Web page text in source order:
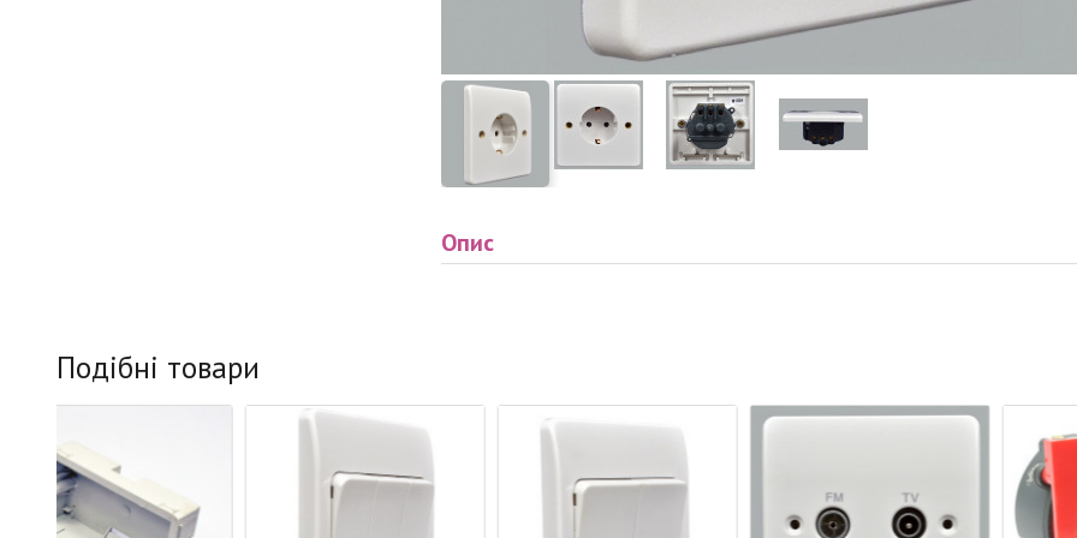
Опис
Подібні товари